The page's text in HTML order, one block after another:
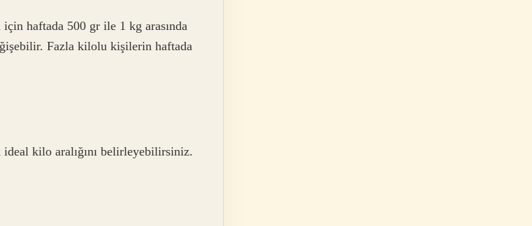
haftada 500 gr ile 1 kg arasında
Fazla kilolu kişilerin haftada
kilo aralığını belirleyebilirsiniz.